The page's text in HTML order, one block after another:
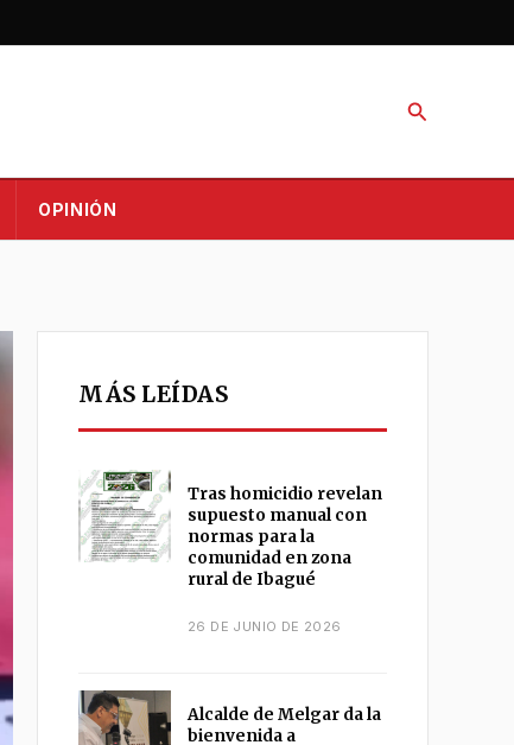
Buscar
OPINIÓN
MÁS LEÍDAS
Tras homicidio revelan
supuesto manual con
normas para la
comunidad en zona
rural de Ibagué
26 DE JUNIO DE 2026
Alcalde de Melgar da la
bienvenida a